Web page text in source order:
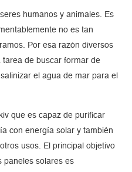
humanos y animales. Es
no es tan
Por esa razón diversos
tarea de buscar formar de
el agua de mar para el
que es capaz de purificar
con energía solar y también
usos. El principal objetivo
paneles solares es